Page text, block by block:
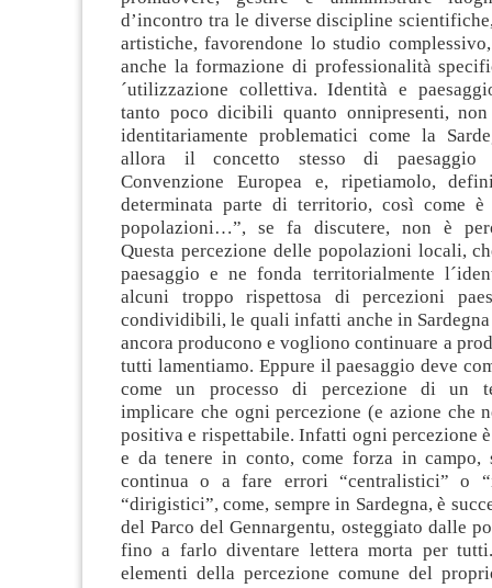
d’incontro tra le diverse discipline
artistiche, favorendone lo studio
anche la formazione di professionalità
´utilizzazione collettiva. Identità e
tanto poco dicibili quanto onnipresenti,
identitariamente problematici come la
allora il concetto stesso di paesaggio
Convenzione Europea e, ripetiamolo,
determinata parte di territorio, così come è
popolazioni…”, se fa discutere, non è
Questa percezione delle popolazioni locali,
paesaggio e ne fonda territorialmente
alcuni troppo rispettosa di percezioni
condividibili, le quali infatti anche in
ancora producono e vogliono continuare a
tutti lamentiamo. Eppure il paesaggio deve
come un processo di percezione di un
implicare che ogni percezione (e azione che
positiva e rispettabile. Infatti ogni percezione
e da tenere in conto, come forza in campo,
continua o a fare errori “centralistici” o
“dirigistici”, come, sempre in Sardegna, è
del Parco del Gennargentu, osteggiato dalle
fino a farlo diventare lettera morta per
elementi della percezione comune del